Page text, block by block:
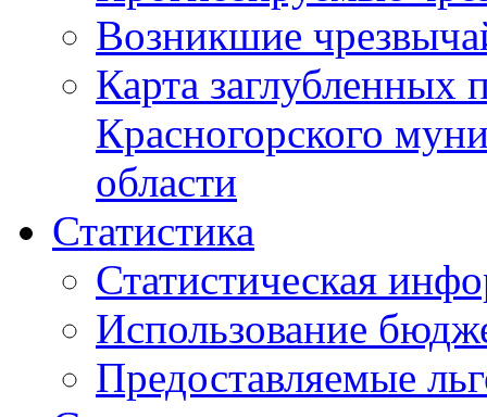
Возникшие
Карта
Красногорского
области
Статистика
Статистическая
Использование
Предоставляемые